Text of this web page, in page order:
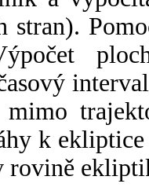
stran).
k
rovině